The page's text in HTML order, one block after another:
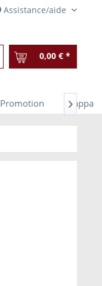
Assistance/aide
0,00 € *
Promotion Grappa
